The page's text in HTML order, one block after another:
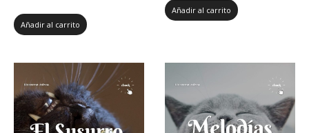
Añadir al carrito
Añadir al carrito